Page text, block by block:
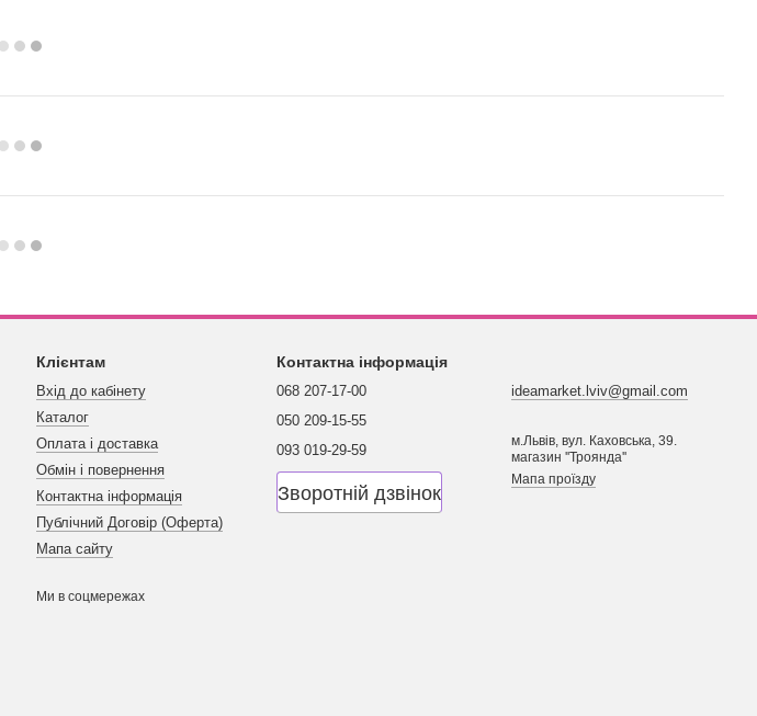
Клієнтам
Вхід до кабінету
Каталог
Оплата і доставка
Обмін і повернення
Контактна інформація
Публічний Договір (Оферта)
Мапа сайту
Ми в соцмережах
Контактна інформація
068 207-17-00
050 209-15-55
093 019-29-59
Зворотній дзвінок
ideamarket.lviv@gmail.com
м.Львів, вул. Каховська, 39.
магазин ''Троянда''
Мапа проїзду